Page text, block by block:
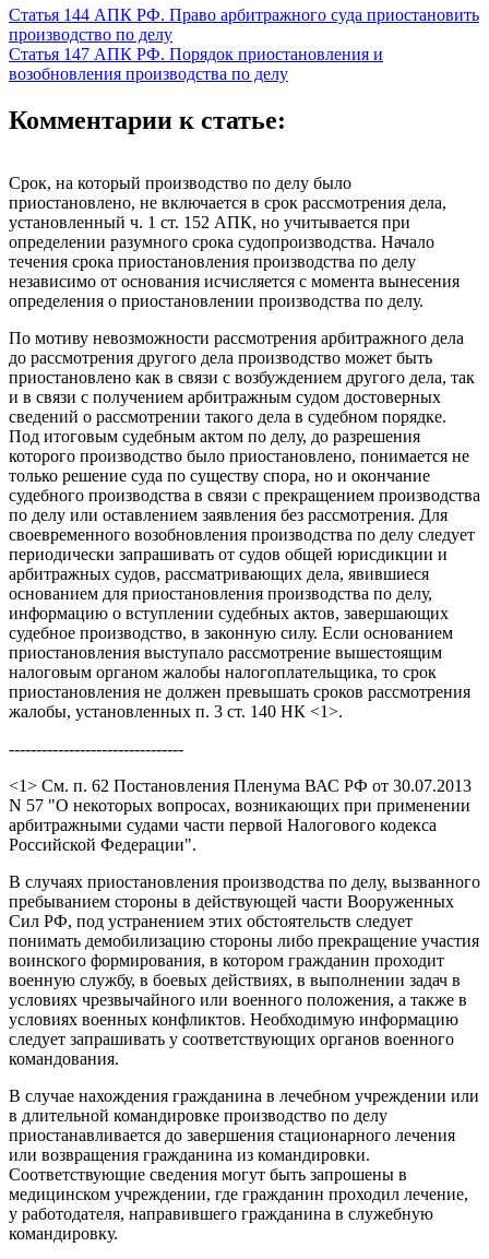
Статья 144 АПК РФ. Право арбитражного суда приостановить
производство по делу
Статья 147 АПК РФ. Порядок приостановления и
возобновления производства по делу
Комментарии к статье:
Срок, на который производство по делу было
приостановлено, не включается в срок рассмотрения дела,
установленный ч. 1 ст. 152 АПК, но учитывается при
определении разумного срока судопроизводства. Начало
течения срока приостановления производства по делу
независимо от основания исчисляется с момента вынесения
определения о приостановлении производства по делу.
По мотиву невозможности рассмотрения арбитражного дела
до рассмотрения другого дела производство может быть
приостановлено как в связи с возбуждением другого дела, так
и в связи с получением арбитражным судом достоверных
сведений о рассмотрении такого дела в судебном порядке.
Под итоговым судебным актом по делу, до разрешения
которого производство было приостановлено, понимается не
только решение суда по существу спора, но и окончание
судебного производства в связи с прекращением производства
по делу или оставлением заявления без рассмотрения. Для
своевременного возобновления производства по делу следует
периодически запрашивать от судов общей юрисдикции и
арбитражных судов, рассматривающих дела, явившиеся
основанием для приостановления производства по делу,
информацию о вступлении судебных актов, завершающих
судебное производство, в законную силу. Если основанием
приостановления выступало рассмотрение вышестоящим
налоговым органом жалобы налогоплательщика, то срок
приостановления не должен превышать сроков рассмотрения
жалобы, установленных п. 3 ст. 140 НК <1>.
--------------------------------
<1> См. п. 62 Постановления Пленума ВАС РФ от 30.07.2013
N 57 "О некоторых вопросах, возникающих при применении
арбитражными судами части первой Налогового кодекса
Российской Федерации".
В случаях приостановления производства по делу, вызванного
пребыванием стороны в действующей части Вооруженных
Сил РФ, под устранением этих обстоятельств следует
понимать демобилизацию стороны либо прекращение участия
воинского формирования, в котором гражданин проходит
военную службу, в боевых действиях, в выполнении задач в
условиях чрезвычайного или военного положения, а также в
условиях военных конфликтов. Необходимую информацию
следует запрашивать у соответствующих органов военного
командования.
В случае нахождения гражданина в лечебном учреждении или
в длительной командировке производство по делу
приостанавливается до завершения стационарного лечения
или возвращения гражданина из командировки.
Соответствующие сведения могут быть запрошены в
медицинском учреждении, где гражданин проходил лечение,
у работодателя, направившего гражданина в служебную
командировку.